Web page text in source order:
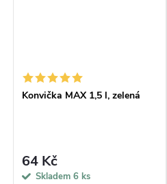
Konvička MAX 1,5 l, zelená
64 Kč
Skladem 6 ks